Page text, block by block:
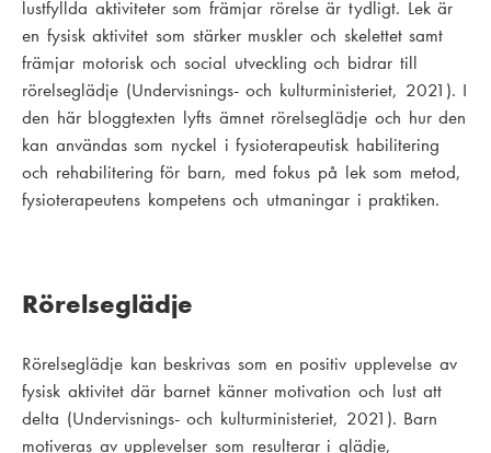
lustfyllda aktiviteter som främjar rörelse är tydligt. Lek är
en fysisk aktivitet som stärker muskler och skelettet samt
främjar motorisk och social utveckling och bidrar till
rörelseglädje (Undervisnings- och kulturministeriet, 2021). I
den här bloggtexten lyfts ämnet rörelseglädje och hur den
kan användas som nyckel i fysioterapeutisk habilitering
och rehabilitering för barn, med fokus på lek som metod,
fysioterapeutens kompetens och utmaningar i praktiken.
Rörelseglädje
Rörelseglädje kan beskrivas som en positiv upplevelse av
fysisk aktivitet där barnet känner motivation och lust att
delta (Undervisnings- och kulturministeriet, 2021). Barn
motiveras av upplevelser som resulterar i glädje,